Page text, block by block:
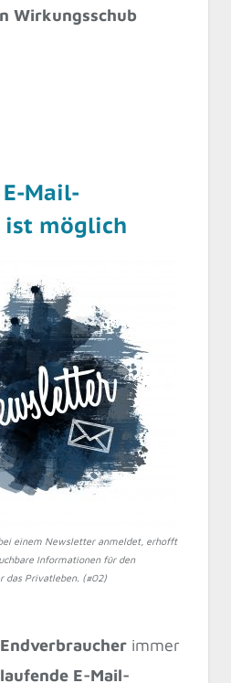
Wirkungsschub
Mail-
möglich
einem Newsletter anmeldet, erhofft
Informationen für den
das Privatleben. (#02)
Endverbraucher immer
E-Mail-